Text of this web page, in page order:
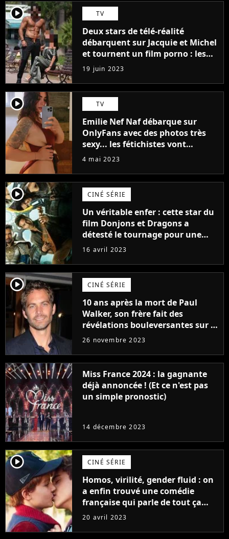
player2 TV
Deux stars de télé-réalité
débarquent sur Jacquie et Michel
et tournent un film porno : les
premières images du tournage
(exclu)
19 juin 2023
player2 TV
Emilie Nef Naf débarque sur
OnlyFans avec des photos très
sexy... les fétichistes vont
prendre leur pied !
4 mai 2023
player2 CINÉ SÉRIE
Un véritable enfer : cette star du
film Donjons et Dragons a
détesté le tournage pour une
raison très spéciale
16 avril 2023
player2 CINÉ SÉRIE
10 ans après la mort de Paul
Walker, son frère fait des
révélations bouleversantes sur la
réaction des acteurs de Fast and
26 novembre 2023
Miss France 2024 : la gagnante
déjà annoncée ! (Et ce n'est pas
un simple pronostic)
14 décembre 2023
player2 CINÉ SÉRIE
Homos, virilité, gender fluid : on
a enfin trouvé une comédie
française qui parle de tout ça
sans être super ringarde
20 avril 2023